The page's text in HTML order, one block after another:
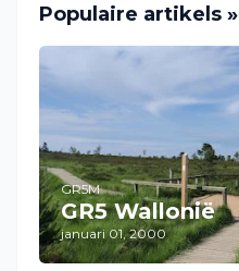
Populaire artikels »
GR5M
GR5 Wallonië
januari 01, 2000